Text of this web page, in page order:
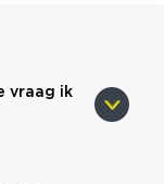
vraag ik